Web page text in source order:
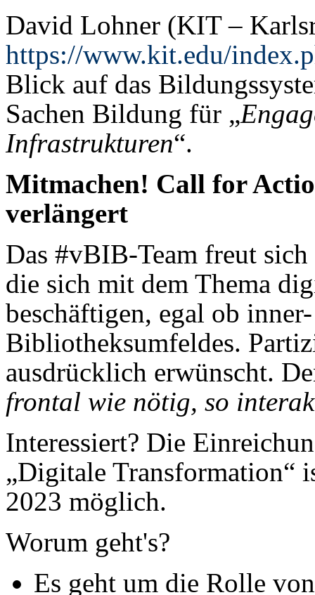
David Lohner (KIT –
https://www.kit.edu/
Blick auf das
Sachen Bildung für „
Infrastrukturen“.
Mitmachen! Call for
verlängert
Das #vBIB-Team freut
die sich mit dem Thema
beschäftigen, egal ob
Bibliotheksumfeldes.
ausdrücklich erwünscht.
frontal wie nötig, so
Interessiert? Die
„Digitale Transformation“
2023 möglich.
Worum geht's?
Es geht um die Rolle